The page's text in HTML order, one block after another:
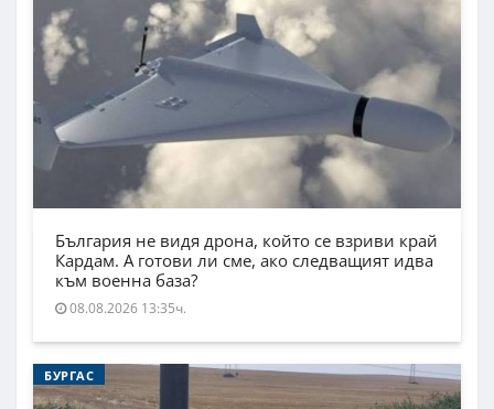
България не видя дрона, който се взриви край
Кардам. А готови ли сме, ако следващият идва
към военна база?
08.08.2026 13:35ч.
БУРГАС